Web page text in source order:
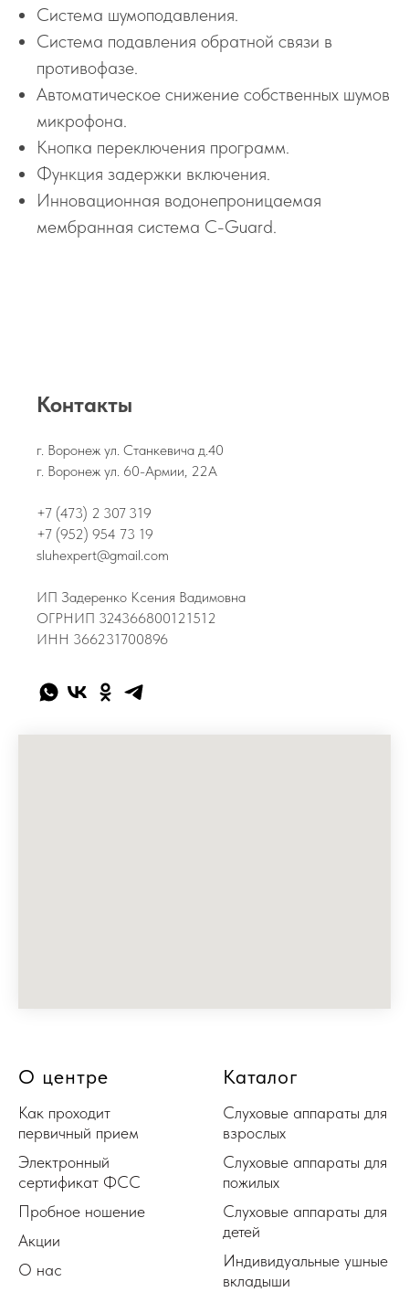
Система шумоподавления.
Система подавления обратной связи в
противофазе.
Автоматическое снижение собственных шумов
микрофона.
Кнопка переключения программ.
Функция задержки включения.
Инновационная водонепроницаемая
мембранная система C-Guard.
Контакты
г. Воронеж ул. Станкевича д.40
г. Воронеж ул. 60-Армии, 22А
+7 (473) 2 307 319
+7 (952) 954 73 19
sluhexpert@gmail.com
ИП Задеренко Ксения Вадимовна
ОГРНИП 324366800121512
ИНН 366231700896
О центре
Как проходит
первичный прием
Электронный
сертификат ФСС
Пробное ношение
Акции
О нас
Каталог
Слуховые аппараты для
взрослых
Слуховые аппараты для
пожилых
Слуховые аппараты для
детей
Индивидуальные ушные
вкладыши